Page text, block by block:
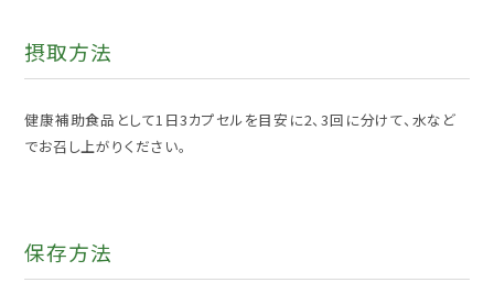
摂取方法
健康補助食品として1日3カプセルを目安に2、3回に分けて、水など
でお召し上がりください。
保存方法